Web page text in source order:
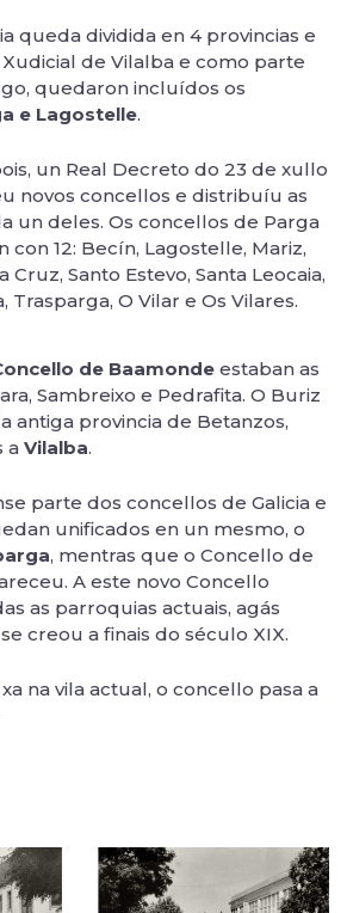
queda dividida en 4 provincias e
de Vilalba e como parte
quedaron incluídos os
e Lagostelle.
un Real Decreto do 23 de xullo
novos concellos e distribuíu as
un deles. Os concellos de Parga
con 12: Becín, Lagostelle, Mariz,
Cruz, Santo Estevo, Santa Leocaia,
Trasparga, O Vilar e Os Vilares.
de Baamonde estaban as
Sambreixo e Pedrafita. O Buriz
antiga provincia de Betanzos,
a Vilalba.
parte dos concellos de Galicia e
unificados en un mesmo, o
, mentras que o Concello de
A este novo Concello
as parroquias actuais, agás
creou a finais do século XIX.
na vila actual, o concello pasa a